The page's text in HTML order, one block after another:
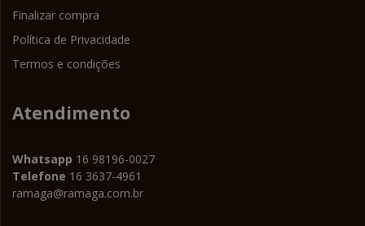
Finalizar compra
Política de Privacidade
Termos e condições
Atendimento
Whatsapp 16 98196-0027
Telefone 16 3637-4961
ramaga@ramaga.com.br